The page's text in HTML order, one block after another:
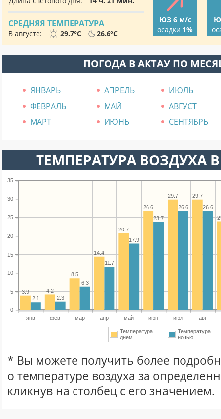
СРЕДНЯЯ ТЕМПЕРАТУРА
В августе: 29.7°C 26.6°C
ЮЗ 6 м/с
осадки 1%
ПОГОДА В АКТАУ ПО
ЯНВАРЬ АПРЕЛЬ
ИЮЛЬ
ФЕВРАЛЬ
МАЙ
АВГУСТ
МАРТ
ИЮНЬ СЕНТЯБРЬ
ТЕМПЕРАТУРА ВОЗДУХА В
янв фев мар апр май июн июл авг
0
5
10
15
20
25
30
35
29.7
29.7
26.6
20.7
14.4
8.5
4.2
3.9
26.6
26.6
23.7
17.9
11.7
6.3
2.3
2.1
Температура
днем
Температура
ночью
* Вы можете получить более
о температуре воздуха за
кликнув на столбец с его значением.